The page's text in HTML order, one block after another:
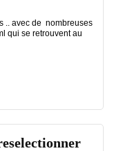
.. avec de nombreuses
qui se retrouvent au